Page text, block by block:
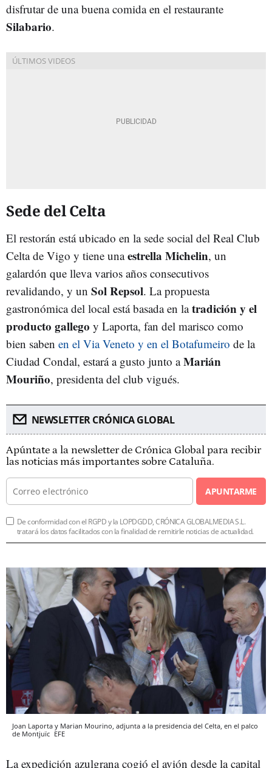
disfrutar de una buena comida en el restaurante
Silabario.
Sede del Celta
El restorán está ubicado en la sede social del Real Club
Celta de Vigo y tiene unaestrella Michelin, un
galardón que lleva varios años consecutivos
revalidando, y un Sol Repsol. La propuesta
gastronómica del local está basada en latradición y el
producto gallego y Laporta, fan del marisco como
bien saben en el Via Veneto y en el Botafumeiro de la
Ciudad Condal, estará a gusto junto aMarián
Mouriño, presidenta del club vigués.
NEWSLETTER CRÓNICA GLOBAL
Apúntate a la newsletter de Crónica Global para recibir
las noticias más importantes sobre Cataluña.
APUNTARME
De conformidad con el RGPD y la LOPDGDD, CRÓNICA GLOBALMEDIA S.L.
tratará los datos facilitados con la finalidad de remitirle noticias de actualidad.
Joan Laporta y Marian Mourino, adjunta a la presidencia del Celta, en el palco
de Montjuïc EFE
La expedición azulgrana cogió el avión desde la capital